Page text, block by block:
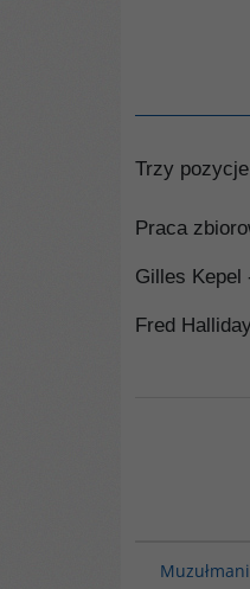
Trzy
Praca
Gilles Kepel
Fred